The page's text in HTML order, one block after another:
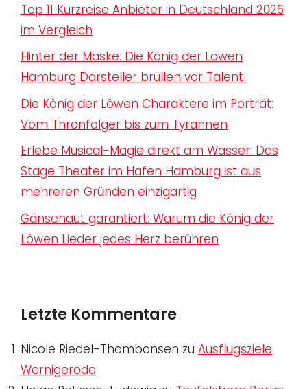
Top 11 Kurzreise Anbieter in Deutschland 2026
im Vergleich
Hinter der Maske: Die König der Löwen
Hamburg Darsteller brüllen vor Talent!
Die König der Löwen Charaktere im Porträt:
Vom Thronfolger bis zum Tyrannen
Erlebe Musical-Magie direkt am Wasser: Das
Stage Theater im Hafen Hamburg ist aus
mehreren Gründen einzigartig
Gänsehaut garantiert: Warum die König der
Löwen Lieder jedes Herz berühren
Letzte Kommentare
Nicole Riedel-Thombansen zu Ausflugsziele
Wernigerode